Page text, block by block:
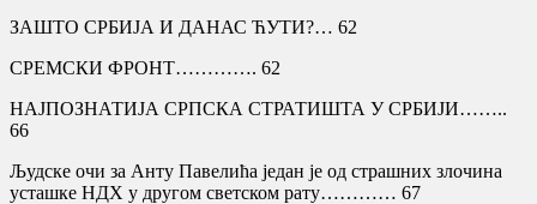
ЗАШТО СРБИЈА И ДАНАС ЋУТИ?… 62
СРЕМСКИ ФРОНТ…………. 62
НАЈПОЗНАТИЈА СРПСКА СТРАТИШТА У СРБИЈИ……..
66
Људске очи за Анту Павелића један је од страшних злочина
усташке НДХ у другом светском рату………… 67